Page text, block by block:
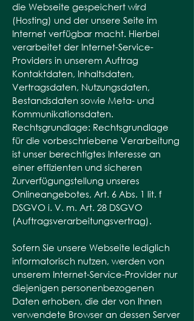
die Webseite gespeichert wird
(Hosting) und der unsere Seite im
Internet verfügbar macht. Hierbei
verarbeitet der Internet-Service-
Providers in unserem Auftrag
Kontaktdaten, Inhaltsdaten,
Vertragsdaten, Nutzungsdaten,
Bestandsdaten sowie Meta- und
Kommunikationsdaten.
Rechtsgrundlage: Rechtsgrundlage
für die vorbeschriebene Verarbeitung
ist unser berechtigtes Interesse an
einer effizienten und sicheren
Zurverfügungstellung unseres
Onlineangebotes, Art. 6 Abs. 1 lit. f
DSGVO i. V. m. Art. 28 DSGVO
(Auftragsverarbeitungsvertrag).
Sofern Sie unsere Webseite lediglich
informatorisch nutzen, werden von
unserem Internet-Service-Provider nur
diejenigen personenbezogenen
Daten erhoben, die der von Ihnen
verwendete Browser an dessen Server